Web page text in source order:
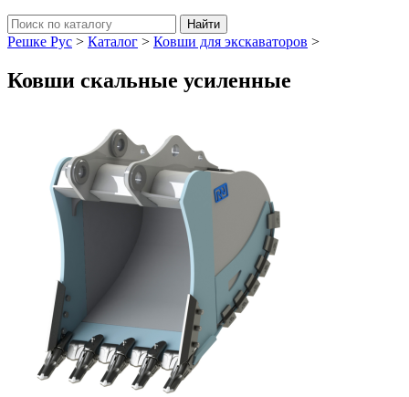
Решке Рус > Каталог > Ковши для экскаваторов >
Ковши скальные усиленные